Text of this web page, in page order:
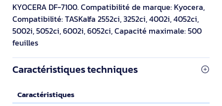
KYOCERA DF-7100. Compatibilité de marque: Kyocera,
Compatibilité: TASKalfa 2552ci, 3252ci, 4002i, 4052ci,
5002i, 5052ci, 6002i, 6052ci, Capacité maximale: 500
feuilles
Caractéristiques techniques
Caractéristiques